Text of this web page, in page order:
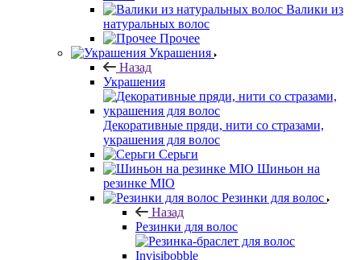
Валики из
натуральных волос
Прочее
Украшения
Назад
Украшения
Декоративные пряди, нити со стразами,
украшения для волос
Серьги
Шиньон на
резинке MIO
Резинки для волос
Назад
Резинки для волос